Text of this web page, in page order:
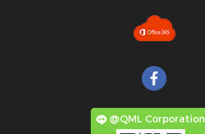
@QML Corporation